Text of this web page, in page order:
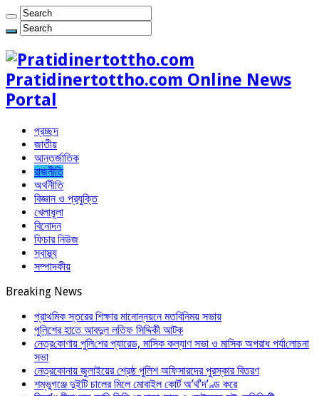
Pratidinertottho.com Online News
Portal
প্রচ্ছদ
জাতীয়
আন্তর্জাতিক
রাজনীতি
অর্থনীতি
বিজ্ঞান ও প্রযুক্তি
খেলাধূলা
বিনোদন
ফিচার নিউজ
স্বাস্থ্য
সম্পাদকীয়
Breaking News
প্রাথমিক স্তরের শিক্ষার মানোন্নয়নে মতবিনিময় সভায়
পুলিশের হাতে আবদুল লতিফ সিদ্দিকী আটক
নেত্র‌কোণায় পু‌লি‌শের প্যারেড, মাসিক কল্যাণ সভা ও মাসিক অপরাধ পর্যা‌লোচনা
সভা
নেত্রকোনায় জুলাইয়ের শ্রেষ্ঠ পুলিশ অফিসারদের পুরস্কার বিতরণ
শম্ভুগঞ্জে দুইটি চালের মিলে মোবাইল কোর্ট অ’র্থ’দ’ণ্ড করে